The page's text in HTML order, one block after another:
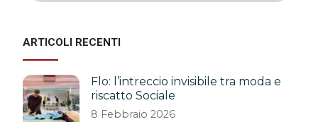
ARTICOLI RECENTI
Flo: l’intreccio invisibile tra moda e
riscatto Sociale
8 Febbraio 2026